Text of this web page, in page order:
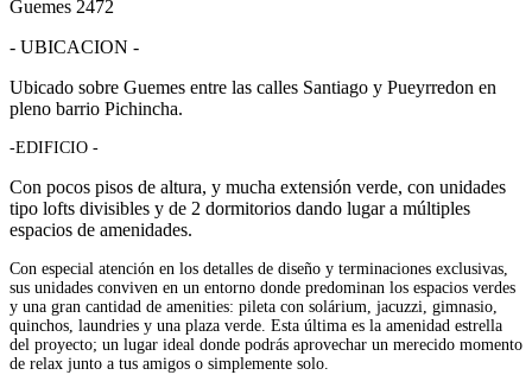
Guemes 2472
- UBICACION -
Ubicado sobre Guemes entre las calles Santiago y Pueyrredon en
pleno barrio Pichincha.
-EDIFICIO -
Con pocos pisos de altura, y mucha extensión verde, con unidades
tipo lofts divisibles y de 2 dormitorios dando lugar a múltiples
espacios de amenidades.
Con especial atención en los detalles de diseño y terminaciones exclusivas,
sus unidades conviven en un entorno donde predominan los espacios verdes
y una gran cantidad de amenities: pileta con solárium, jacuzzi, gimnasio,
quinchos, laundries y una plaza verde. Esta última es la amenidad estrella
del proyecto; un lugar ideal donde podrás aprovechar un merecido momento
de relax junto a tus amigos o simplemente solo.